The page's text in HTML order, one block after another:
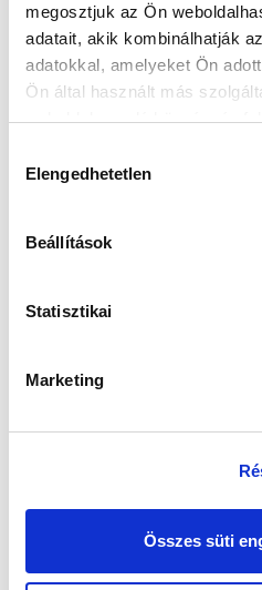
megosztjuk az Ön
adatait, akik kombinálhatják
adatokkal, amelyeket Ön
Ön által használt más
weboldalon való böngészés
kiválasztása
Elengedhetetlen
Beállítások
Statisztikai
Marketing
Összes süti